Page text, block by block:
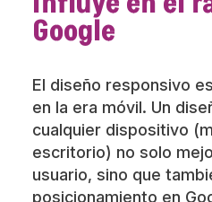
Google
El diseño responsivo
en la era móvil. Un
cualquier dispositivo
escritorio) no solo
usuario, sino que
posicionamiento en